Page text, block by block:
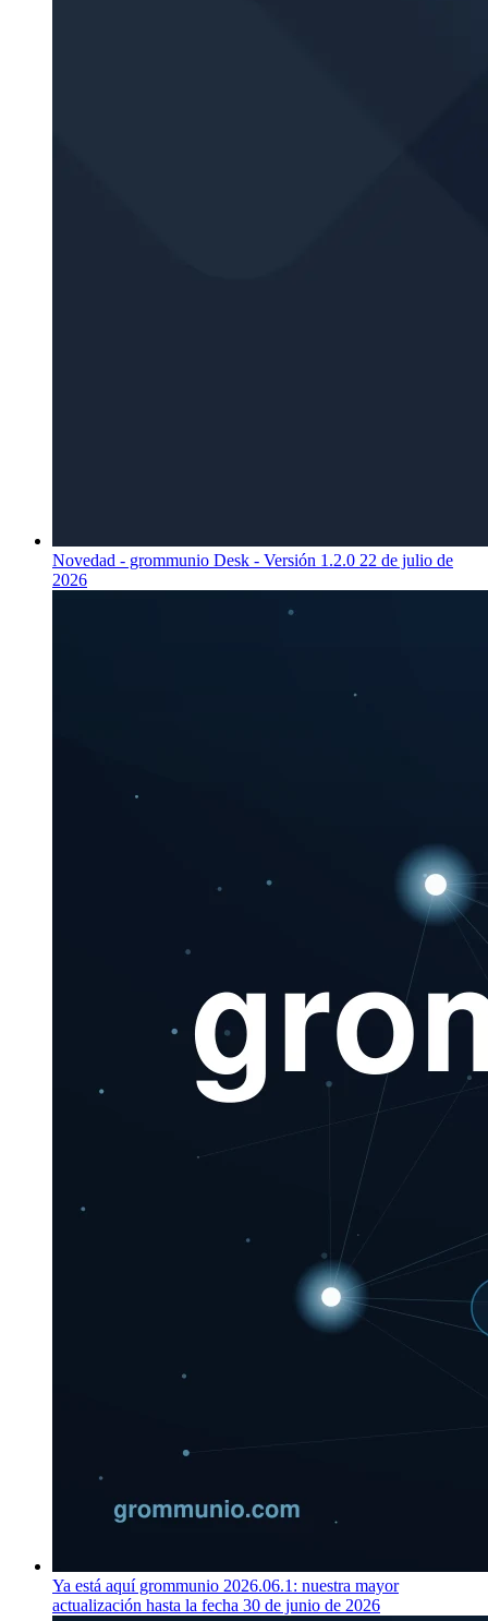
Novedad - grommunio Desk - Versión 1.2.0 22 de julio de
2026
Ya está aquí grommunio 2026.06.1: nuestra mayor
actualización hasta la fecha 30 de junio de 2026